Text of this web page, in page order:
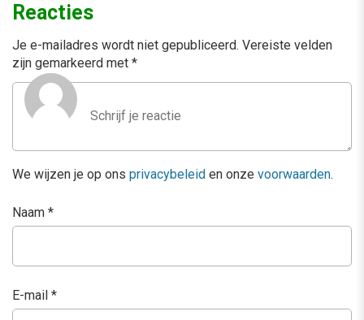
Reacties
Je e-mailadres wordt niet gepubliceerd. Vereiste velden
zijn gemarkeerd met *
We wijzen je op ons privacybeleid en onze voorwaarden.
Naam *
E-mail *